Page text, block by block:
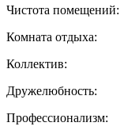
Чистота помещений:
Комната отдыха:
Коллектив:
Дружелюбность:
Профессионализм: